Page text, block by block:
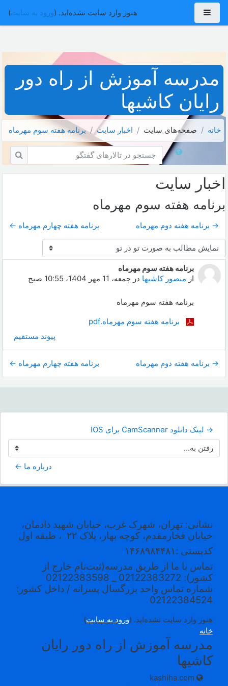
پرش به محتوای اصلی
هنوز وارد سایت نشده‌اید. (ورود به سایت)
مدرسه آموزش از راه دور
رایان کاشیها
خانه صفحه‌های سایت اخبار سايت برنامه هفته سوم مهرماه
جستجو در تالارهای گفتگو
اخبار سايت
برنامه هفته سوم مهرماه
→ برنامه هفته دوم مهرماه برنامه هفته چهارم مهرماه ←
نحوهٔ نمایش
برنامه هفته سوم مهرماه
از منصور کاشیها در جمعه، 11 مهر 1404، 10:55 صبح
Number of replies: 0
برنامه هفته سوم مهرماه
برنامه هفته سوم مهرماه.pdf
پیوند مستقیم
→ برنامه هفته دوم مهرماه برنامه هفته چهارم مهرماه ←
→ لینک دانلود CamScanner برای IOS
رفتن به...
درباره ما ←
نشانی: تهران، شهرک غرب، خیابان شهید دادمان،
خیابان فخارمقدم، کوچه بهار، پلاک ۲۲
، طبقه اول
کدپستی :۱۴۶۸۹۸۴۴۸۱
تماس با ما از طریق مدرسه(ثبت‌نام خارج از
کشور): 02122383272 _ 02122383598
شماره تماس واحد بزرگسال پسرانه / داخل کشور:
02122384524
هنوز وارد سایت نشده‌اید. (ورود به سایت)
خانه
مدرسه آموزش از راه دور رایان
کاشیها